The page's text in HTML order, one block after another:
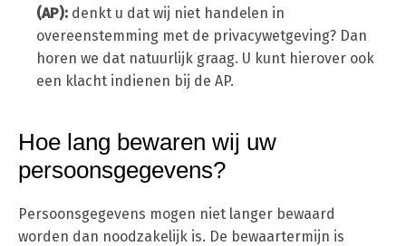
(AP): denkt u dat wij niet handelen in
overeenstemming met de privacywetgeving? Dan
horen we dat natuurlijk graag. U kunt hierover ook
een klacht indienen bij de AP.
Hoe lang bewaren wij uw
persoonsgegevens?
Persoonsgegevens mogen niet langer bewaard
worden dan noodzakelijk is. De bewaartermijn is